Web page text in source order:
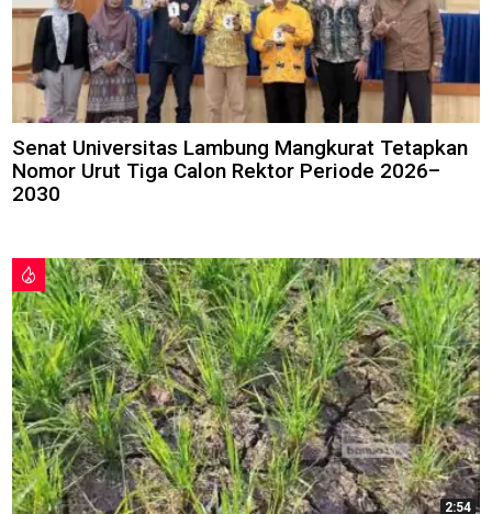
Senat Universitas Lambung Mangkurat Tetapkan
Nomor Urut Tiga Calon Rektor Periode 2026–
2030
2:54